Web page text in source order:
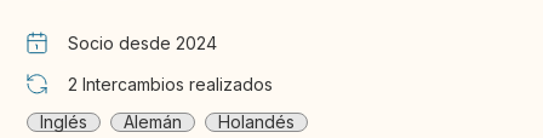
Socio desde 2024
2 Intercambios realizados
Inglés
Alemán Holandés